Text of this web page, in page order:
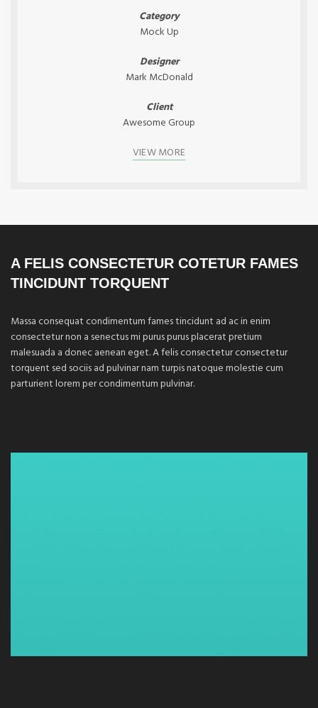
Category
Mock Up
Designer
Mark McDonald
Client
Awesome Group
VIEW MORE
A FELIS CONSECTETUR COTETUR FAMES
TINCIDUNT TORQUENT
Massa consequat condimentum fames tincidunt ad ac in enim
consectetur non a senectus mi purus purus placerat pretium
malesuada a donec aenean eget. A felis consectetur consectetur
torquent sed sociis ad pulvinar nam turpis natoque molestie cum
parturient lorem per condimentum pulvinar.